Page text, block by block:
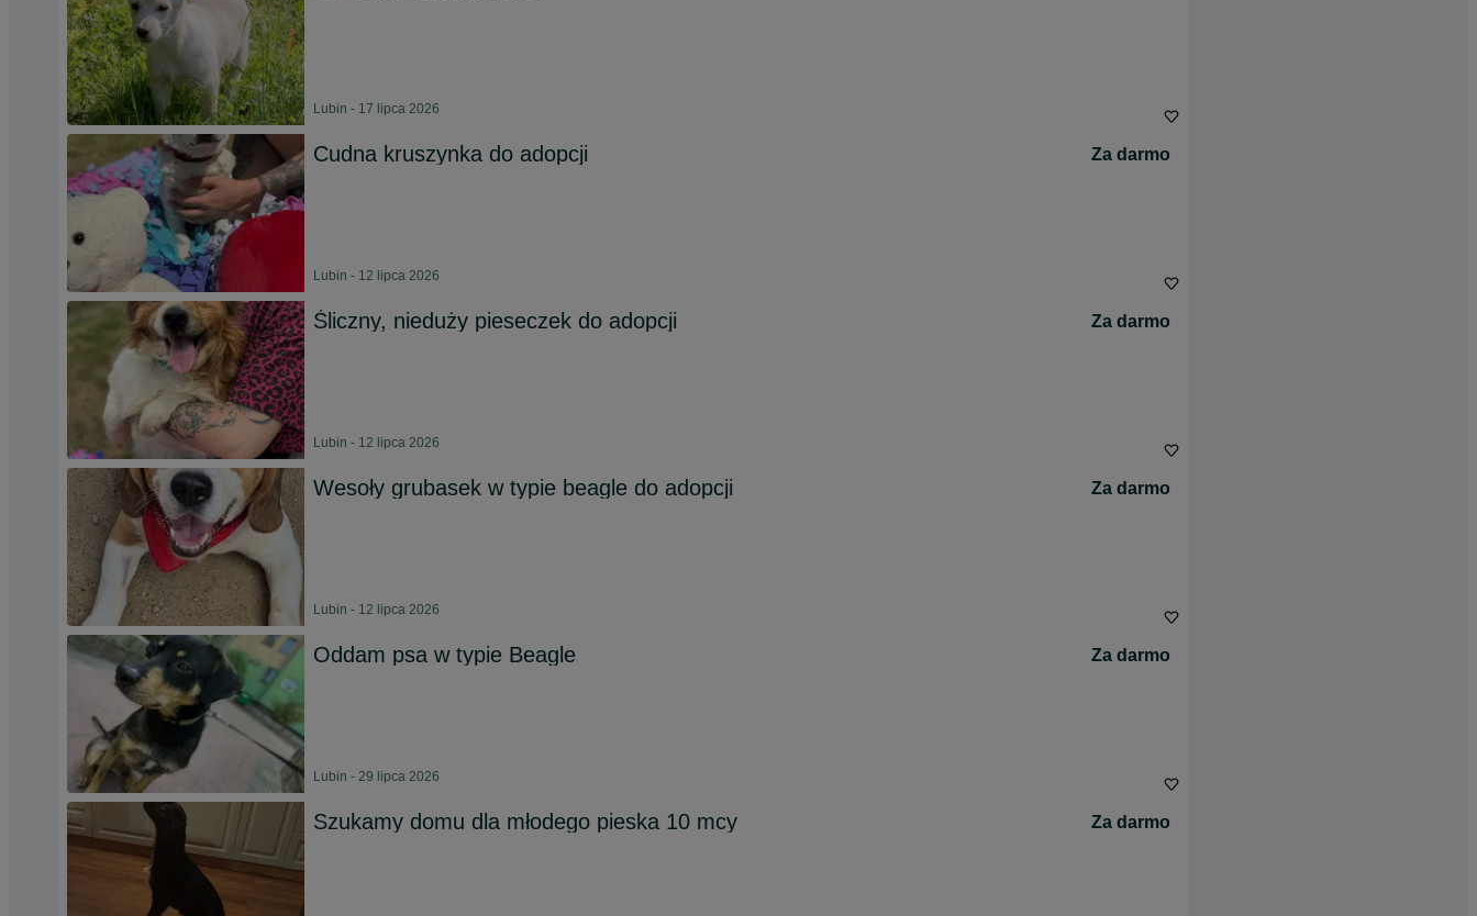
Lubin - 17 lipca 2026
Cudna kruszynka do adopcji Za darmo
Lubin - 12 lipca 2026
Śliczny, nieduży pieseczek do adopcji Za darmo
Lubin - 12 lipca 2026
Wesoły grubasek w typie beagle do adopcji Za darmo
Lubin - 12 lipca 2026
Oddam psa w typie Beagle Za darmo
Lubin - 29 lipca 2026
Szukamy domu dla młodego pieska 10 mcy Za darmo